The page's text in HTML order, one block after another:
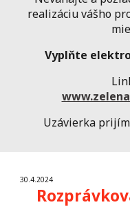
realizáciu vášho
Vyplňte
Uzávierka
30.4.2024